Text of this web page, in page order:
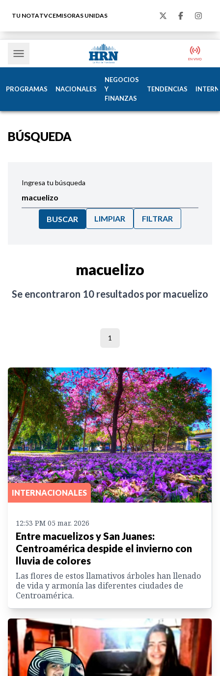
TU NOTATVCEMISORAS UNIDAS
PROGRAMAS NACIONALES
NEGOCIOS
Y
FINANZAS
TENDENCIAS
BÚSQUEDA
Ingresa tu búsqueda
BUSCAR LIMPIAR FILTRAR
macuelizo
Se encontraron 10 resultados por macuelizo
1
INTERNACIONALES
12:53 PM 05 mar. 2026
Entre macuelizos y San Juanes:
Centroamérica despide el invierno con
lluvia de colores
Las flores de estos llamativos árboles han llenado
de vida y armonía las diferentes ciudades de
Centroamérica.